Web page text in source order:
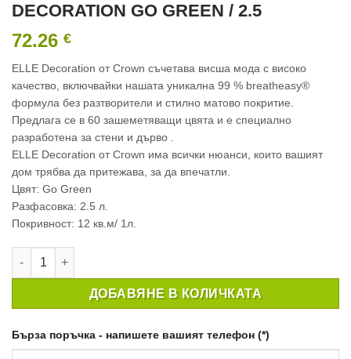
DECORATION GO GREEN / 2.5
72.26 €
ELLE Decoration от Crown съчетава висша мода с високо
качество, включвайки нашата уникална 99 % breatheasy®
формула без разтворители и стилно матово покритие.
Предлага се в 60 зашеметяващи цвята и e специално
разработена за стени и дърво .
ELLE Decoration от Crown има всички нюанси, които вашият
дом трябва да притежава, за да впечатли.
Цвят: Go Green
Разфасовка: 2.5 л.
Покривност: 12 кв.м/ 1л.
количество за ИНТЕРИОРНА БОЯ CROWN ELLE DECORATION
ДОБАВЯНЕ В КОЛИЧКАТА
Бърза поръчка - напишете вашият телефон (*)